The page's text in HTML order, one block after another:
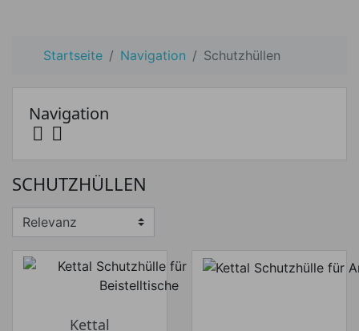
Startseite Navigation Schutzhüllen
Preis von Preis bis
Navigation
 
SCHUTZHÜLLEN
Kettal